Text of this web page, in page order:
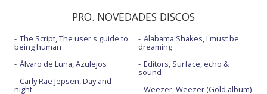
PRO. NOVEDADES DISCOS
The Script, The user's guide to
being human
Álvaro de Luna, Azulejos
Carly Rae Jepsen, Day and
night
Alabama Shakes, I must be
dreaming
Editors, Surface, echo &
sound
Weezer, Weezer (Gold album)